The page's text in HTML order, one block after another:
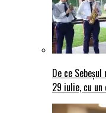
De ce
29 iulie, cu